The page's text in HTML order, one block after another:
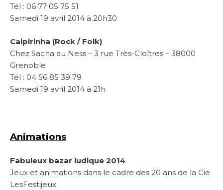
Tél : 06 77 05 75 51
Samedi 19 avril 2014 à 20h30
Caipirinha (Rock / Folk)
Chez Sacha au Ness – 3 rue Très-Cloîtres – 38000
Grenoble
Tél : 04 56 85 39 79
Samedi 19 avril 2014 à 21h
Animations
Fabuleux bazar ludique 2014
Jeux et animations dans le cadre des 20 ans de la Cie
LesFestijeux